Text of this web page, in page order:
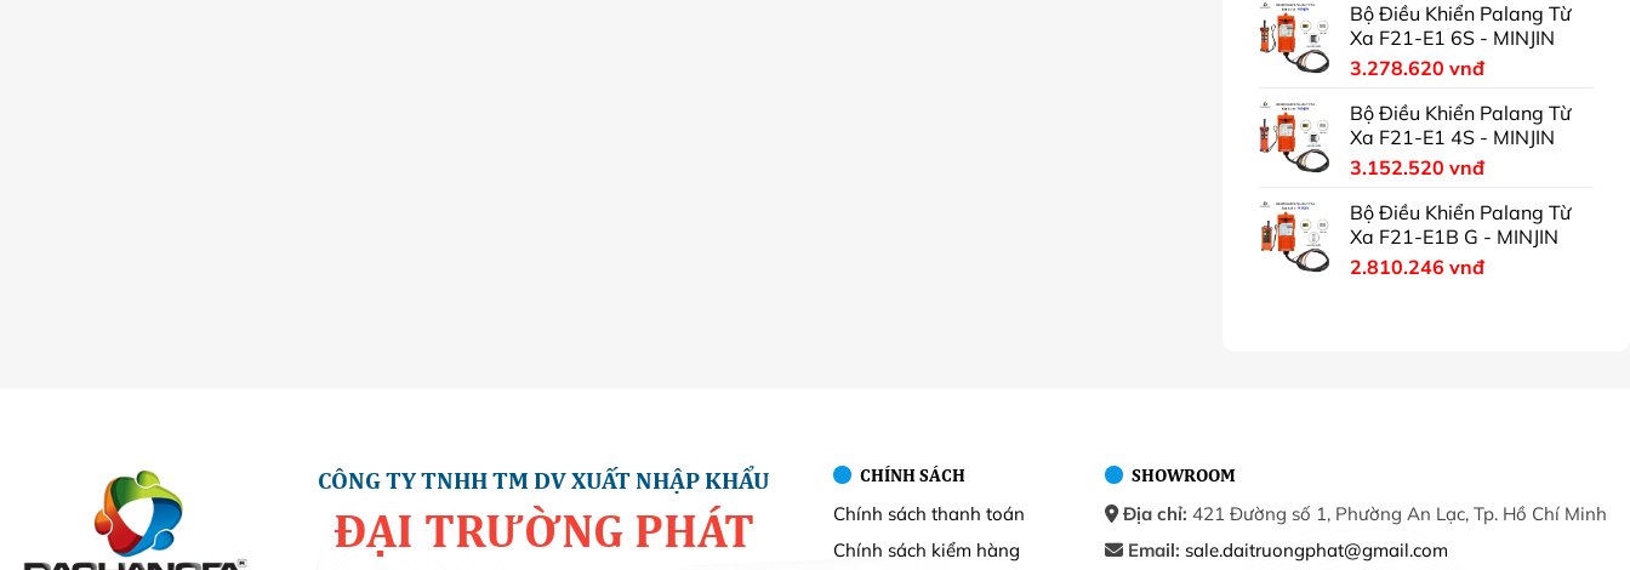
Bộ Điều Khiển Palang Từ
Xa F21-E1 6S - MINJIN
3.278.620 vnđ
Bộ Điều Khiển Palang Từ
Xa F21-E1 4S - MINJIN
3.152.520 vnđ
Bộ Điều Khiển Palang Từ
Xa F21-E1B G - MINJIN
2.810.246 vnđ
CÔNG TY TNHH TM DV XUẤT NHẬP KHẨU
ĐẠI TRƯỜNG PHÁT
CHÍNH SÁCH
Chính sách thanh toán
Chính sách kiểm hàng
SHOWROOM
Địa chỉ: 421 Đường số 1, Phường An Lạc, Tp. Hồ Chí Minh
Email: sale.daitruongphat@gmail.com